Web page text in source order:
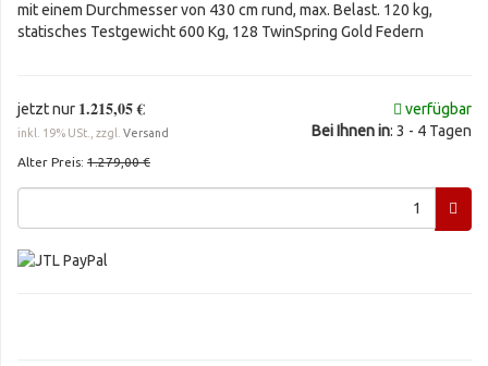
mit einem Durchmesser von 430 cm rund, max. Belast. 120 kg,
statisches Testgewicht 600 Kg, 128 TwinSpring Gold Federn
jetzt nur 1.215,05 €
inkl. 19% USt., zzgl. Versand
Alter Preis: 1.279,00 €
verfügbar
Bei Ihnen in: 3 - 4 Tagen